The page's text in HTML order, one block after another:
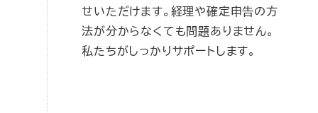
せいただけます。経理や確定申告の方
法が分からなくても問題ありません。
私たちがしっかりサポートします。